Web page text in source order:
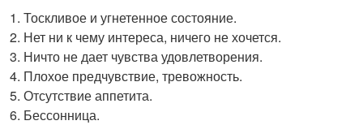
Тоскливое и угнетенное состояние.
Нет ни к чему интереса, ничего не хочется.
Ничто не дает чувства удовлетворения.
Плохое предчувствие, тревожность.
Отсутствие аппетита.
Бессонница.